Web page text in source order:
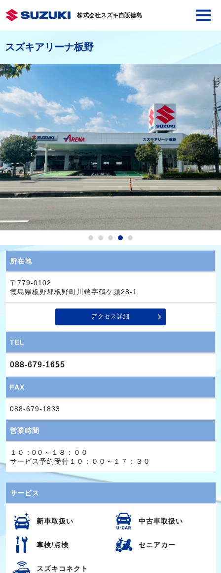
株式会社スズキ自販徳島
スズキアリーナ板野
所在地
〒779-0102
徳島県板野郡板野町川端字鶴ケ須28-1
アクセス詳細
TEL
088-679-1655
FAX
088-679-1833
営業時間
１０：0０～１８：００
サービス予約受付１０：００～１７：３０
サービス
新車取扱い 中古車取扱い
車検/点検 セニアカー
スズキコネクト